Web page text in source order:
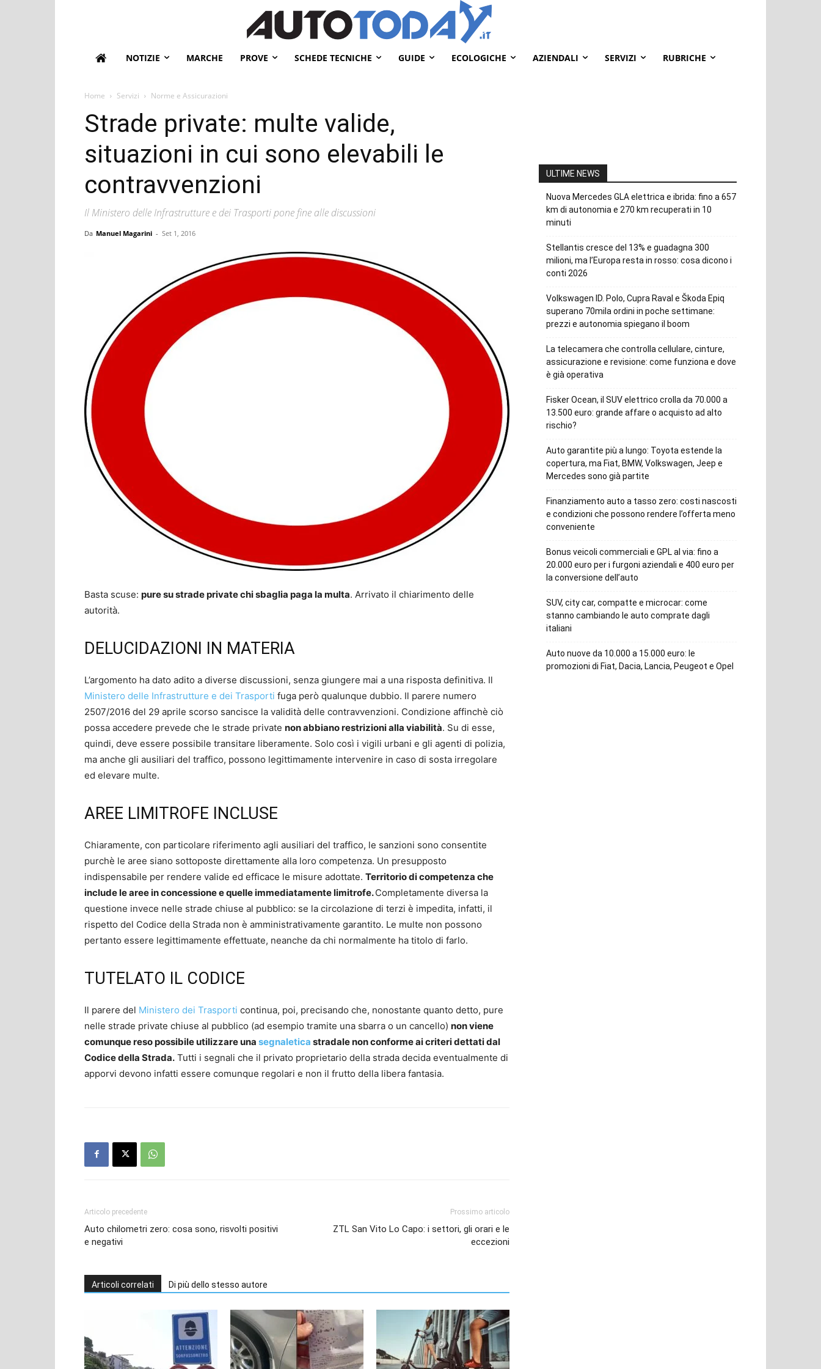
NOTIZIE MARCHE PROVE SCHEDE TECNICHE GUIDE ECOLOGICHE AZIENDALI SERVIZI RUBRICHE
Home Servizi Norme e Assicurazioni
Strade private: multe valide,
situazioni in cui sono elevabili le
contravvenzioni
Il Ministero delle Infrastrutture e dei Trasporti pone fine alle discussioni
Da Manuel Magarini - Set 1, 2016
Basta scuse: pure su strade private chi sbaglia paga la multa. Arrivato il chiarimento delle
autorità.
DELUCIDAZIONI IN MATERIA
L’argomento ha dato adito a diverse discussioni, senza giungere mai a una risposta definitiva. Il
Ministero delle Infrastrutture e dei Trasporti fuga però qualunque dubbio. Il parere numero
2507/2016 del 29 aprile scorso sancisce la validità delle contravvenzioni. Condizione affinchè ciò
possa accedere prevede che le strade private non abbiano restrizioni alla viabilità. Su di esse,
quindi, deve essere possibile transitare liberamente. Solo così i vigili urbani e gli agenti di polizia,
ma anche gli ausiliari del traffico, possono legittimamente intervenire in caso di sosta irregolare
ed elevare multe.
AREE LIMITROFE INCLUSE
Chiaramente, con particolare riferimento agli ausiliari del traffico, le sanzioni sono consentite
purchè le aree siano sottoposte direttamente alla loro competenza. Un presupposto
indispensabile per rendere valide ed efficace le misure adottate. Territorio di competenza che
include le aree in concessione e quelle immediatamente limitrofe.Completamente diversa la
questione invece nelle strade chiuse al pubblico: se la circolazione di terzi è impedita, infatti, il
rispetto del Codice della Strada non è amministrativamente garantito. Le multe non possono
pertanto essere legittimamente effettuate, neanche da chi normalmente ha titolo di farlo.
TUTELATO IL CODICE
Il parere del Ministero dei Trasporti continua, poi, precisando che, nonostante quanto detto, pure
nelle strade private chiuse al pubblico (ad esempio tramite una sbarra o un cancello) non viene
comunque reso possibile utilizzare una segnaletica stradale non conforme ai criteri dettati dal
Codice della Strada. Tutti i segnali che il privato proprietario della strada decida eventualmente di
apporvi devono infatti essere comunque regolari e non il frutto della libera fantasia.
Articolo precedente
Auto chilometri zero: cosa sono, risvolti positivi
e negativi
Prossimo articolo
ZTL San Vito Lo Capo: i settori, gli orari e le
eccezioni
Articoli correlati Di più dello stesso autore
ULTIME NEWS
Nuova Mercedes GLA elettrica e ibrida: fino a 657
km di autonomia e 270 km recuperati in 10
minuti
Stellantis cresce del 13% e guadagna 300
milioni, ma l’Europa resta in rosso: cosa dicono i
conti 2026
Volkswagen ID. Polo, Cupra Raval e Škoda Epiq
superano 70mila ordini in poche settimane:
prezzi e autonomia spiegano il boom
La telecamera che controlla cellulare, cinture,
assicurazione e revisione: come funziona e dove
è già operativa
Fisker Ocean, il SUV elettrico crolla da 70.000 a
13.500 euro: grande affare o acquisto ad alto
rischio?
Auto garantite più a lungo: Toyota estende la
copertura, ma Fiat, BMW, Volkswagen, Jeep e
Mercedes sono già partite
Finanziamento auto a tasso zero: costi nascosti
e condizioni che possono rendere l’offerta meno
conveniente
Bonus veicoli commerciali e GPL al via: fino a
20.000 euro per i furgoni aziendali e 400 euro per
la conversione dell’auto
SUV, city car, compatte e microcar: come
stanno cambiando le auto comprate dagli
italiani
Auto nuove da 10.000 a 15.000 euro: le
promozioni di Fiat, Dacia, Lancia, Peugeot e Opel